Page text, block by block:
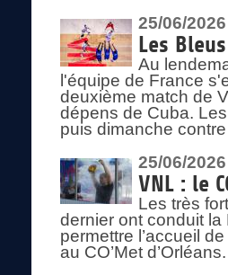
25/06/2026
Les
Au
l'équipe de France
deuxième match de
dépens de Cuba.
puis dimanche
25/06/2026
VNL : le
Les très
dernier ont conduit
permettre l’accueil
au CO’Met d’Orléans.